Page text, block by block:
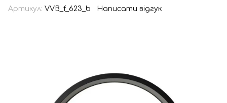
Артикул: VVB_f_623_b Написати відгук